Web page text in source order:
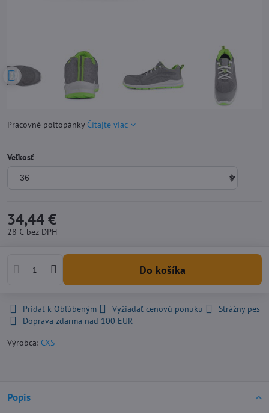
Pracovné poltopánky Čítajte viac
Veľkosť
34,44 €
28 € bez DPH
Do košíka
Pridať k Obľúbeným Vyžiadať cenovú ponuku
Strážny pes
Doprava zdarma nad 100 EUR
Výrobca: CXS
Popis